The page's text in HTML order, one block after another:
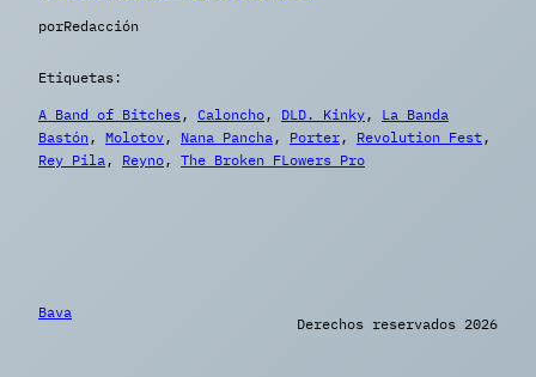
porRedacción
Etiquetas:
A Band of Bitches, Caloncho, DLD. Kinky, La Banda
Bastón , Molotov, Nana Pancha, Porter, Revolution Fest
Rey Pila, Reyno, The Broken FLowers Pro
Bava
Derechos reservados 2026